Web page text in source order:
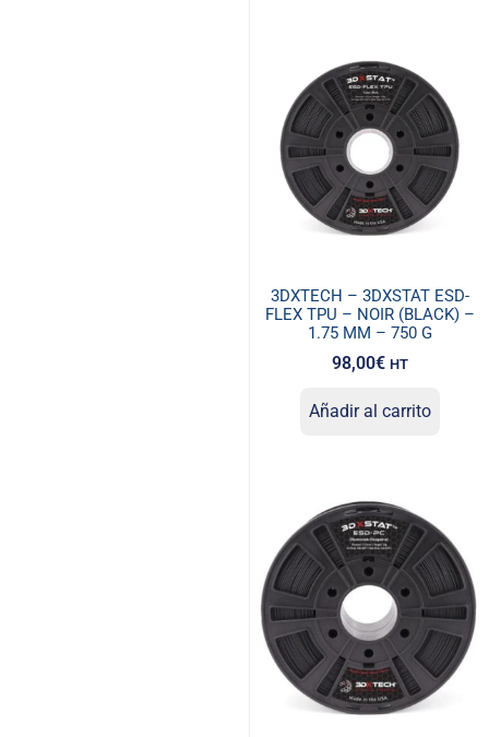
3DXTECH – 3DXSTAT ESD-
FLEX TPU – NOIR (BLACK) –
1.75 MM – 750 G
98,00€ HT
Añadir al carrito